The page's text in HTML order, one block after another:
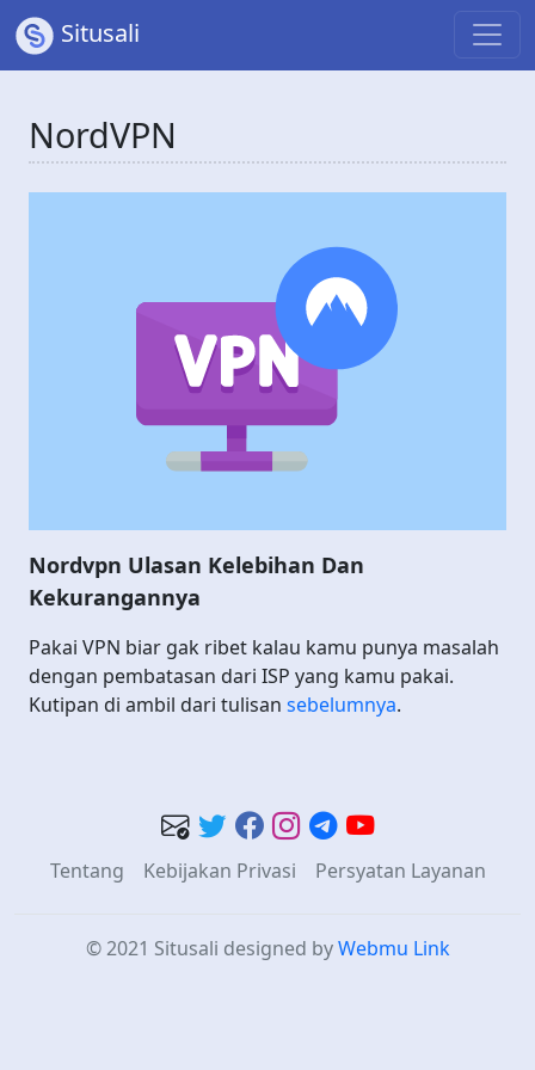
Situsali
NordVPN
Nordvpn Ulasan Kelebihan Dan
Kekurangannya
Pakai VPN biar gak ribet kalau kamu punya masalah
dengan pembatasan dari ISP yang kamu pakai.
Kutipan di ambil dari tulisan sebelumnya.
Tentang Kebijakan Privasi Persyatan Layanan
© 2021 Situsali designed byWebmu Link